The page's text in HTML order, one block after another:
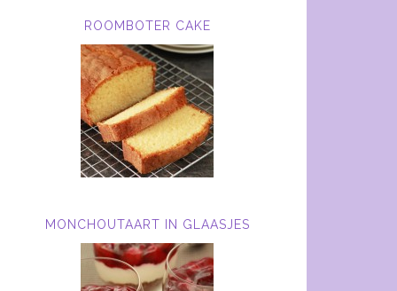
ROOMBOTER CAKE
MONCHOUTAART IN GLAASJES